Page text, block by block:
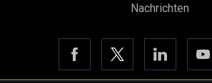
Nachrichten